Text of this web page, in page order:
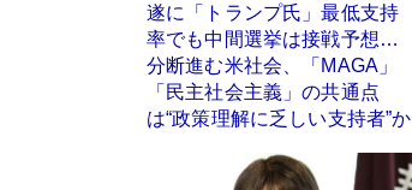
遂に「トランプ氏」最低支持
率でも中間選挙は接戦予想…
分断進む米社会、「MAGA」
「民主社会主義」の共通点
は“政策理解に乏しい支持者”か